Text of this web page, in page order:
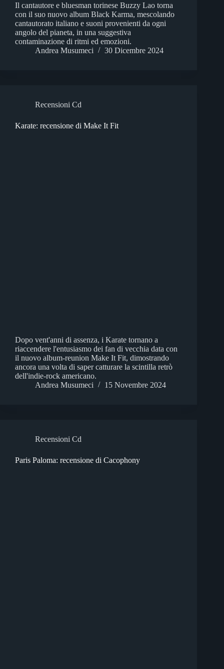
Il cantautore e bluesman torinese Buzzy Lao torna
con il suo nuovo album Black Karma, mescolando
cantautorato italiano e suoni provenienti da ogni
angolo del pianeta, in una suggestiva
contaminazione di ritmi ed emozioni.
Andrea Musumeci
30 Dicembre 2024
Recensioni Cd
Karate: recensione di Make It Fit
Dopo vent'anni di assenza, i Karate tornano a
riaccendere l'entusiasmo dei fan di vecchia data con
il nuovo album-reunion Make It Fit, dimostrando
ancora una volta di saper catturare la scintilla retrò
dell'indie-rock americano.
Andrea Musumeci
15 Novembre 2024
Recensioni Cd
Paris Paloma: recensione di Cacophony